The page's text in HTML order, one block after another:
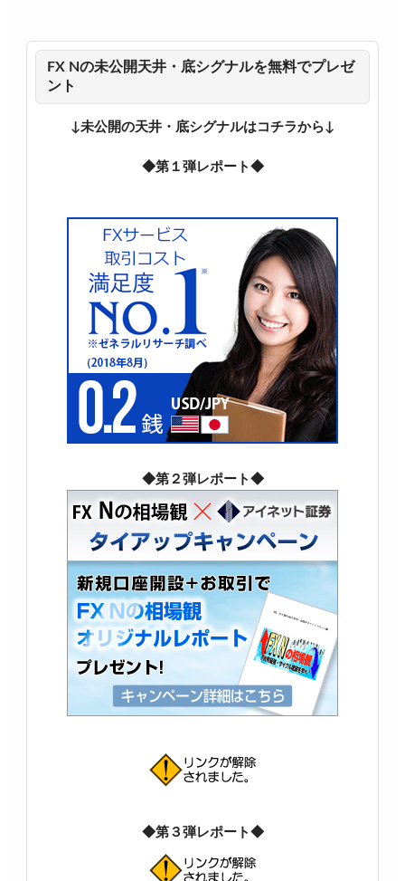
FX Nの未公開天井・底シグナルを無料でプレゼ
ント
↓未公開の天井・底シグナルはコチラから↓
◆第１弾レポート◆
◆第２弾レポート◆
◆第３弾レポート◆